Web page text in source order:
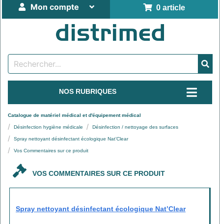
0 article
Mon compte
NOS RUBRIQUES
Catalogue de matériel médical et d'équipement médical
Désinfection hygiène médicale Désinfection / nettoyage des surfaces
Spray nettoyant désinfectant écologique Nat’Clear
Vos Commentaires sur ce produit
VOS COMMENTAIRES SUR CE PRODUIT
Spray nettoyant désinfectant écologique Nat’Clear